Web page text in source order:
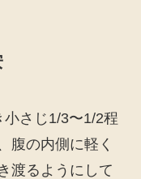
さじ1/3〜1/2程
腹の内側に軽く
渡るようにして